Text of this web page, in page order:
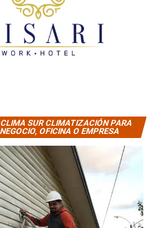
SUR CLIMATIZACIÓN PARA
OFICINA O EMPRESA